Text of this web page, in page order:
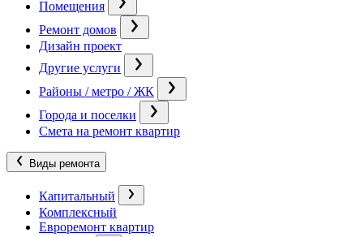
Помещения
Ремонт домов
Дизайн проект
Другие услуги
Районы / метро / ЖК
Города и поселки
Смета на ремонт квартир
Виды ремонта
Капитальный
Комплексный
Евроремонт квартир